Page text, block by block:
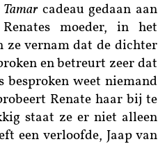
Tamar cadeau gedaan aan
moeder, in het
ze vernam dat de dichter
en betreurt zeer dat
besproken weet niemand
Renate haar bij te
staat ze er niet alleen
een verloofde, Jaap van